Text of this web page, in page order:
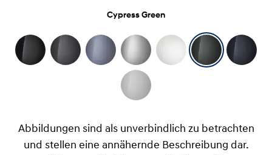
Cypress Green
Abbildungen sind als unverbindlich zu betrachten
und stellen eine annähernde Beschreibung dar.